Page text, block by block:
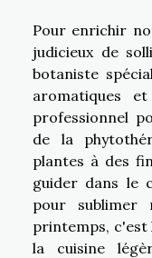
Pour enrichir
judicieux de
botaniste
aromatiques
professionnel
de la
plantes à des
guider dans le
pour sublimer
printemps, c'est
la cuisine